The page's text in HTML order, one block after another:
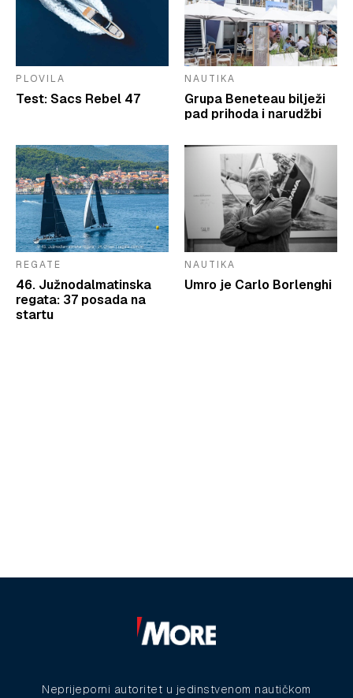
PLOVILA
Test: Sacs Rebel 47
NAUTIKA
Grupa Beneteau bilježi
pad prihoda i narudžbi
REGATE
46. Južnodalmatinska
regata: 37 posada na
startu
NAUTIKA
Umro je Carlo Borlenghi
Neprijeporni autoritet u jedinstvenom nautičkom